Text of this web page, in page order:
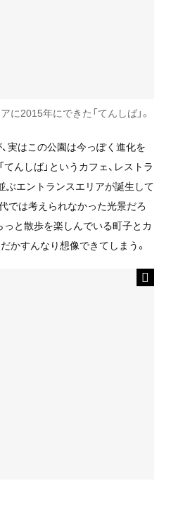
2015年にできた「てんしば」。
実はこの公園は今っぽく進化を
んしば」というカフェ、レストラ
ぶエントランスエリアが誕生して
では考えられなかった光景だろ
っと散歩を楽しんでいる町子とカ
かすんなり想像できてしまう。